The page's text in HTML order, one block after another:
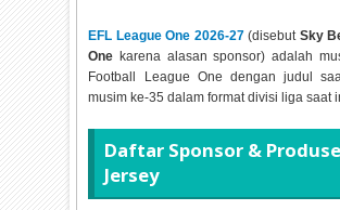
EFL League One 2026-27(disebut Sky
One karena alasan sponsor) adalah
Football League One dengan judul
musim ke-35 dalam format divisi liga saat
Daftar Sponsor &
Jersey